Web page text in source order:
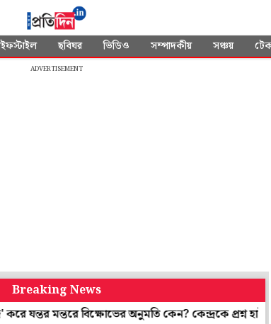
ছবিঘর ভিডিও সম্পাদকীয় সঞ্চয়
ADVERTISEMENT
Breaking News
মন্তরে বিক্ষোভের অনুমতি কেন? কেন্দ্রকে প্রশ্ন হাই কোর্টের